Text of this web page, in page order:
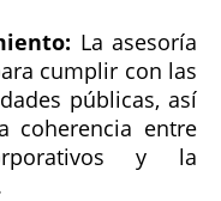
La asesoría
cumplir con las
públicas, así
coherencia entre
y la